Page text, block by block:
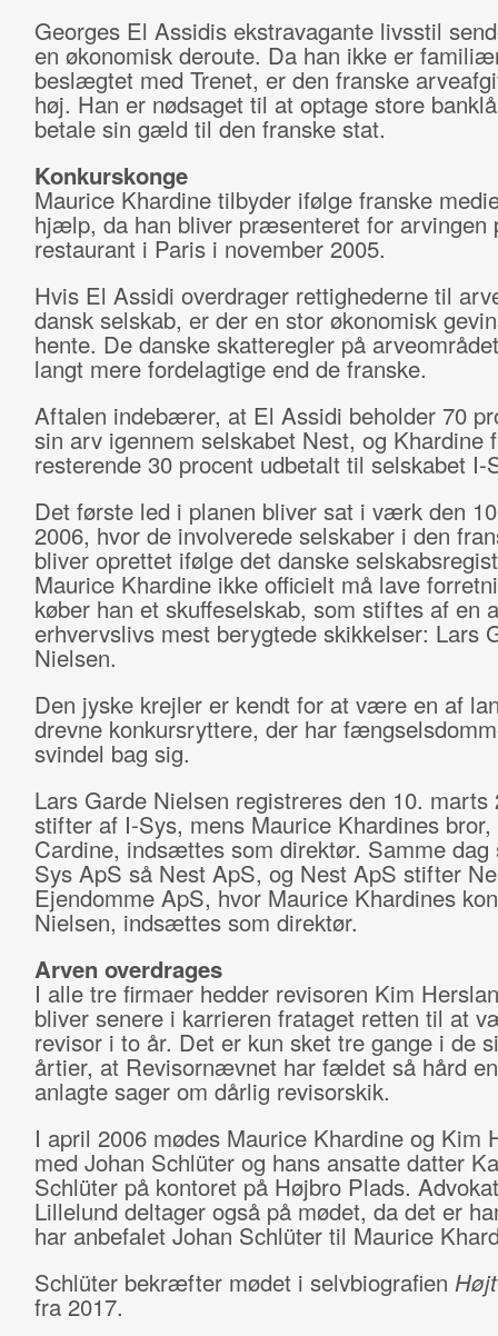
Georges El Assidis ekstravagante livsstil
en økonomisk deroute. Da han ikke er
beslægtet med Trenet, er den franske
høj. Han er nødsaget til at optage store
betale sin gæld til den franske stat.
Konkurskonge
Maurice Khardine tilbyder ifølge franske
hjælp, da han bliver præsenteret for arvingen
restaurant i Paris i november 2005.
Hvis El Assidi overdrager rettighederne til
dansk selskab, er der en stor økonomisk
hente. De danske skatteregler på
langt mere fordelagtige end de franske.
Aftalen indebærer, at El Assidi beholder 70
sin arv igennem selskabet Nest, og Khardine
resterende 30 procent udbetalt til selskabet I-
Det første led i planen bliver sat i værk den
2006, hvor de involverede selskaber i den
bliver oprettet ifølge det danske
Maurice Khardine ikke officielt må lave
køber han et skuffeselskab, som stiftes af en
erhvervslivs mest berygtede skikkelser: Lars
Nielsen.
Den jyske krejler er kendt for at være en af
drevne konkursryttere, der har
svindel bag sig.
Lars Garde Nielsen registreres den 10. marts
stifter af I-Sys, mens Maurice Khardines
Cardine, indsættes som direktør. Samme
Sys ApS så Nest ApS, og Nest ApS stifter
Ejendomme ApS, hvor Maurice Khardines
Nielsen, indsættes som direktør.
Arven overdrages
I alle tre firmaer hedder revisoren Kim
bliver senere i karrieren frataget retten til at
revisor i to år. Det er kun sket tre gange i de
årtier, at Revisornævnet har fældet så hård
anlagte sager om dårlig revisorskik.
I april 2006 mødes Maurice Khardine og Kim
med Johan Schlüter og hans ansatte datter
Schlüter på kontoret på Højbro Plads.
Lillelund deltager også på mødet, da det er
har anbefalet Johan Schlüter til Maurice
Schlüter bekræfter mødet i selvbiografien
fra 2017.